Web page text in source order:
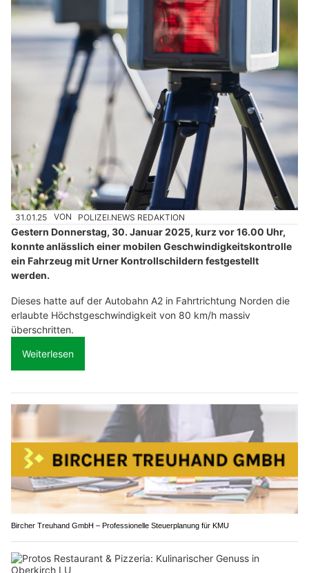
31.01.25 VON POLIZEI.NEWS REDAKTION
Gestern Donnerstag, 30. Januar 2025, kurz vor 16.00 Uhr,
konnte anlässlich einer mobilen Geschwindigkeitskontrolle
ein Fahrzeug mit Urner Kontrollschildern festgestellt
werden.
Dieses hatte auf der Autobahn A2 in Fahrtrichtung Norden die
erlaubte Höchstgeschwindigkeit von 80 km/h massiv
überschritten.
Weiterlesen
Bircher Treuhand GmbH – Professionelle Steuerplanung für KMU